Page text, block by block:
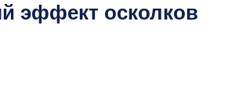
эффект осколков